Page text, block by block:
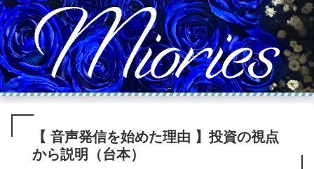
【 音声発信を始めた理由 】投資の視点
から説明（台本）